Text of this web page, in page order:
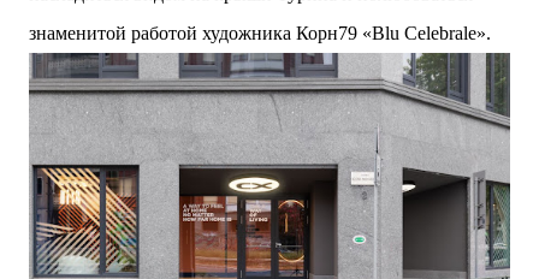
знаменитой работой художника Корн79 «Blu Celebrale».